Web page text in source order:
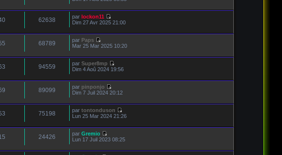
62638 parlockon11
Dim 27 Avr 2025 21:00
68789 par Paps
Mar 25 Mar 2025 10:20
94559 parSuper8mp
Dim 4 Aoû 2024 19:56
89099 par pinponjo
Dim 7 Juil 2024 20:12
75198 partontonduson
Lun 25 Mar 2024 21:26
24426 parGremio
Lun 17 Juil 2023 08:25